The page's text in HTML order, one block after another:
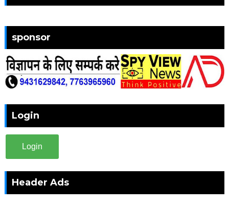
sponsor
Login
Login
Header Ads